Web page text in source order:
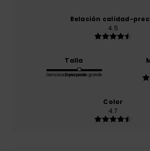
Relación calidad-
4.5
Talla
Demasiado pequeño
Demasiado grande
Color
4.7